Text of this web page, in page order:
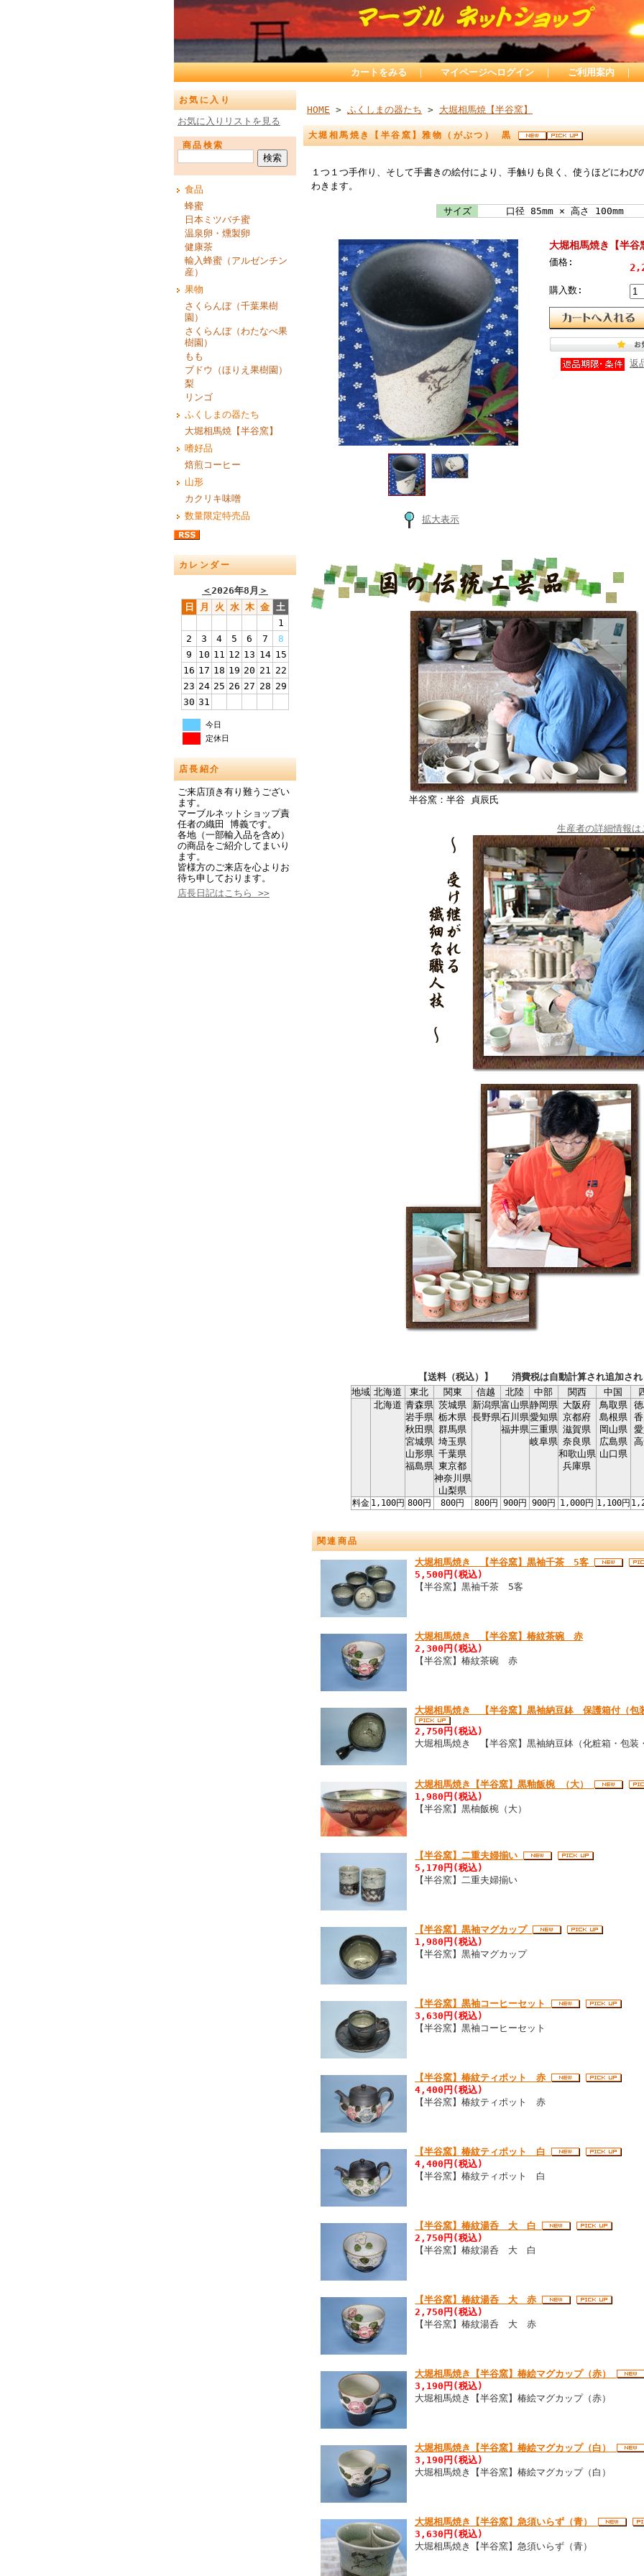
カートをみる ｜ マイページへログイン ｜ ご利用案内 ｜
お気に入り
お気に入りリストを見る
商品検索
食品
蜂蜜
日本ミツバチ蜜
温泉卵・燻製卵
健康茶
輸入蜂蜜（アルゼンチン
産）
果物
さくらんぼ（千葉果樹
園）
さくらんぼ（わたなべ果
樹園）
もも
ブドウ（ほりえ果樹園）
梨
リンゴ
ふくしまの器たち
大堀相馬焼【半谷窯】
嗜好品
焙煎コーヒー
山形
カクリキ味噌
数量限定特売品
カレンダー
＜2026年8月 ＞
日
月 火 水 木 金 土
1
2
3 4 5 6 7
8
9
10 11 12 13 14 15
16 17 18 19 20 21 22
23 24 25 26 27 28 29
30 31
今日
定休日
店長紹介
ご来店頂き有り難うござい
ます。
マーブルネットショップ責
任者の織田 博義です。
各地（一部輸入品を含め）
の商品をご紹介してまいり
ます。
皆様方のご来店を心よりお
待ち申しております。
店長日記はこちら >>
HOME > ふくしまの器たち > 大堀相馬焼【半谷窯】
大堀相馬焼き【半谷窯】雅物（がぶつ） 黒
１つ１つ手作り、そして手書きの絵付により、手触りも良く、使うほどにわび
わきます。
サイズ 口径 85mm × 高さ 100mm
拡大表示
大堀相馬焼き【半
価格:
購入数:
返
半谷窯：半谷 貞辰氏
生産者の詳細情報は
【送料（税込）】 消費税は自動計算され追加され
地域 北海道 東北 関東 信越 北陸 中部 関西 中国
北海道 青森県
岩手県
秋田県
宮城県
山形県
福島県
茨城県
栃木県
群馬県
埼玉県
千葉県
東京都
神奈川県
山梨県
新潟県
長野県
富山県
石川県
福井県
静岡県
愛知県
三重県
岐阜県
大阪府
京都府
滋賀県
奈良県
和歌山県
兵庫県
鳥取県
島根県
岡山県
広島県
山口県
料金 1,100円 800円 800円 800円 900円 900円 1,000円 1,100円
関連商品
大堀相馬焼き 【半谷窯】黒袖千茶 5客
5,500円(税込)
【半谷窯】黒袖千茶 5客
大堀相馬焼き 【半谷窯】椿紋茶碗 赤
2,300円(税込)
【半谷窯】椿紋茶碗 赤
大堀相馬焼き 【半谷窯】黒袖納豆鉢 保護箱付（包
2,750円(税込)
大堀相馬焼き 【半谷窯】黒袖納豆鉢（化粧箱・包装
大堀相馬焼き【半谷窯】黒釉飯椀 （大）
1,980円(税込)
【半谷窯】黒柚飯椀（大）
【半谷窯】二重夫婦揃い
5,170円(税込)
【半谷窯】二重夫婦揃い
【半谷窯】黒袖マグカップ
1,980円(税込)
【半谷窯】黒袖マグカップ
【半谷窯】黒袖コーヒーセット
3,630円(税込)
【半谷窯】黒袖コーヒーセット
【半谷窯】椿紋ティポット 赤
4,400円(税込)
【半谷窯】椿紋ティポット 赤
【半谷窯】椿紋ティポット 白
4,400円(税込)
【半谷窯】椿紋ティポット 白
【半谷窯】椿紋湯呑 大 白
2,750円(税込)
【半谷窯】椿紋湯呑 大 白
【半谷窯】椿紋湯呑 大 赤
2,750円(税込)
【半谷窯】椿紋湯呑 大 赤
大堀相馬焼き【半谷窯】椿絵マグカップ（赤）
3,190円(税込)
大堀相馬焼き【半谷窯】椿絵マグカップ（赤）
大堀相馬焼き【半谷窯】椿絵マグカップ（白）
3,190円(税込)
大堀相馬焼き【半谷窯】椿絵マグカップ（白）
大堀相馬焼き【半谷窯】急須いらず（青）
3,630円(税込)
大堀相馬焼き【半谷窯】急須いらず（青）